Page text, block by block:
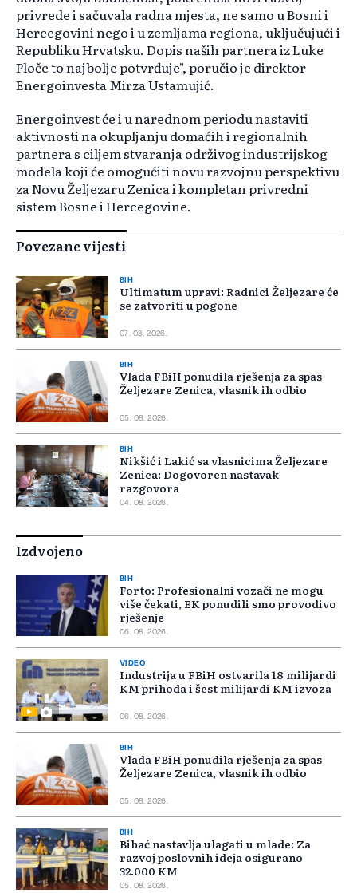
privrede i sačuvala radna mjesta, ne samo u Bosni i
Hercegovini nego i u zemljama regiona, uključujući i
Republiku Hrvatsku. Dopis naših partnera iz Luke
Ploče to najbolje potvrđuje", poručio je direktor
Energoinvesta Mirza Ustamujić.
Energoinvest će i u narednom periodu nastaviti
aktivnosti na okupljanju domaćih i regionalnih
partnera s ciljem stvaranja održivog industrijskog
modela koji će omogućiti novu razvojnu perspektivu
za Novu Željezaru Zenica i kompletan privredni
sistem Bosne i Hercegovine.
Povezane vijesti
BIH
Ultimatum upravi: Radnici Željezare će
se zatvoriti u pogone
07. 08. 2026.
BIH
Vlada FBiH ponudila rješenja za spas
Željezare Zenica, vlasnik ih odbio
05. 08. 2026.
BIH
Nikšić i Lakić sa vlasnicima Željezare
Zenica: Dogovoren nastavak
razgovora
04. 08. 2026.
Izdvojeno
BIH
Forto: Profesionalni vozači ne mogu
više čekati, EK ponudili smo provodivo
rješenje
06. 08. 2026.
VIDEO
Industrija u FBiH ostvarila 18 milijardi
KM prihoda i šest milijardi KM izvoza
06. 08. 2026.
BIH
Vlada FBiH ponudila rješenja za spas
Željezare Zenica, vlasnik ih odbio
05. 08. 2026.
BIH
Bihać nastavlja ulagati u mlade: Za
razvoj poslovnih ideja osigurano
32.000 KM
05. 08. 2026.